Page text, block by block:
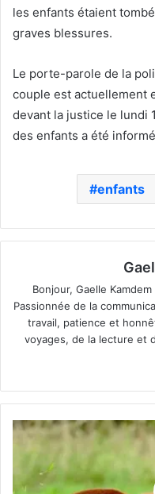
les enfants étaient
graves blessures.
Le porte-parole de la
couple est actuellement
devant la justice le lundi
des enfants a été
enfants
Bonjour, Gaelle
Passionnée de la
travail, patience et
voyages, de la lecture et